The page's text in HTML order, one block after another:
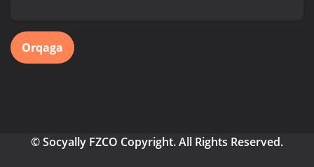
Orqaga
© Socyally FZCO Copyright. All Rights Reserved.